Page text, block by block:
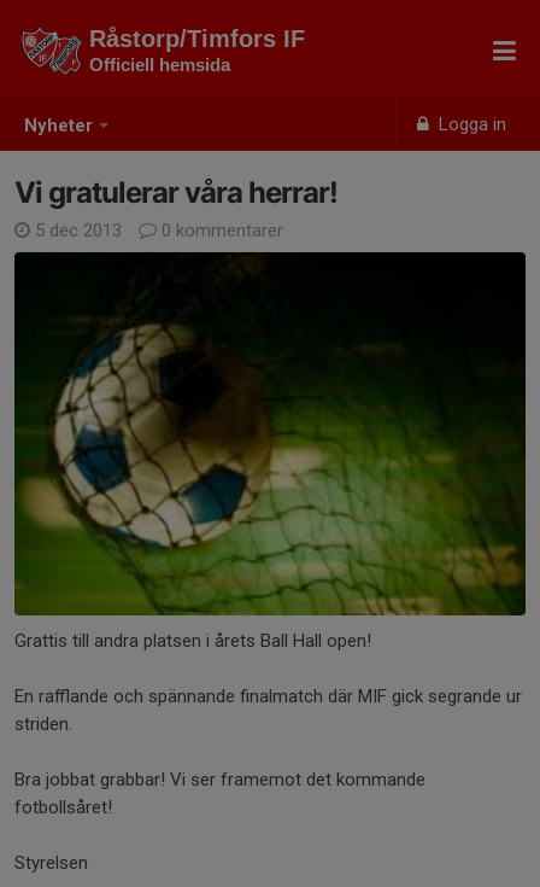
Nyheter Logga in
Råstorp/Timfors IF
Officiell hemsida
Vi gratulerar våra herrar!
5 dec 2013 0 kommentarer
Grattis till andra platsen i årets Ball Hall open!
En rafflande och spännande finalmatch där MIF gick segrande ur
striden.
Bra jobbat grabbar! Vi ser framemot det kommande
fotbollsåret!
Styrelsen